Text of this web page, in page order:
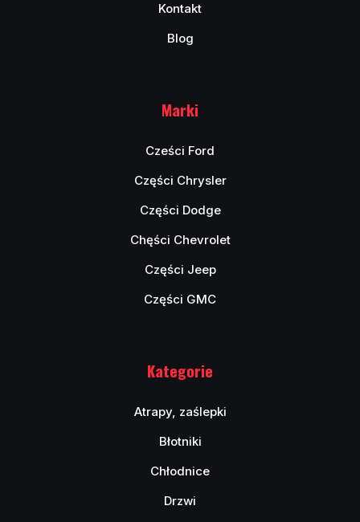
Kontakt
Blog
Marki
Cześci Ford
Części Chrysler
Części Dodge
Chęści Chevrolet
Części Jeep
Części GMC
Kategorie
Atrapy, zaślepki
Błotniki
Chłodnice
Drzwi